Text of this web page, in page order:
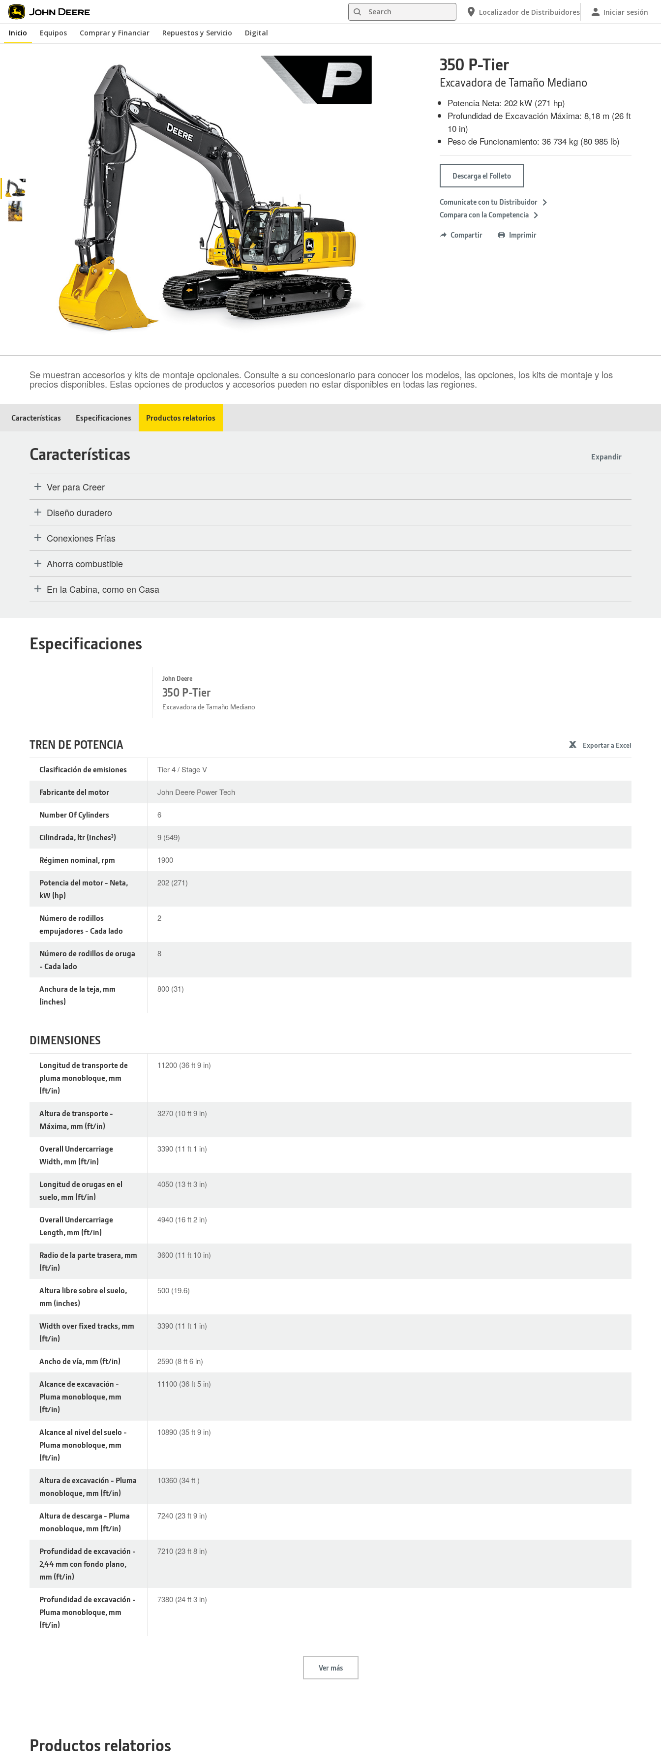
Saltar
a
contenido
Search Localizador de Distribuidores Iniciar sesión
Inicio Equipos Comprar y Financiar Repuestos y Servicio Digital
350 P-Tier
Excavadora de Tamaño Mediano
Potencia Neta: 202 kW (271 hp)
Profundidad de Excavación Máxima: 8,18 m (26 ft
10 in)
Peso de Funcionamiento: 36 734 kg (80 985 lb)
Descarga el Folleto
Comunícate con tu Distribuidor
Compara con la Competencia
Compartir Imprimir
Se muestran accesorios y kits de montaje opcionales. Consulte a su concesionario para conocer los modelos, las opciones, los kits de montaje y los
precios disponibles. Estas opciones de productos y accesorios pueden no estar disponibles en todas las regiones.
Características Especificaciones Productos relatorios
Características Expandir
Ver para Creer
Diseño duradero
Conexiones Frías
Ahorra combustible
En la Cabina, como en Casa
Especificaciones
John Deere
350 P-Tier
Excavadora de Tamaño Mediano
Exportar a Excel
Clasificación de emisiones Tier 4 / Stage V
Fabricante del motor John Deere Power Tech
Number Of Cylinders 6
Cilindrada, ltr (Inches³) 9 (549)
Régimen nominal, rpm 1900
Potencia del motor - Neta,
kW (hp)
202 (271)
Número de rodillos
empujadores - Cada lado
2
Número de rodillos de oruga
- Cada lado
8
Anchura de la teja, mm
(inches)
800 (31)
TREN DE POTENCIA
Longitud de transporte de
pluma monobloque, mm
(ft/in)
11200 (36 ft 9 in)
Altura de transporte -
Máxima, mm (ft/in)
3270 (10 ft 9 in)
Overall Undercarriage
Width, mm (ft/in)
3390 (11 ft 1 in)
Longitud de orugas en el
suelo, mm (ft/in)
4050 (13 ft 3 in)
Overall Undercarriage
Length, mm (ft/in)
4940 (16 ft 2 in)
Radio de la parte trasera, mm
(ft/in)
3600 (11 ft 10 in)
Altura libre sobre el suelo,
mm (inches)
500 (19.6)
Width over fixed tracks, mm
(ft/in)
3390 (11 ft 1 in)
Ancho de vía, mm (ft/in) 2590 (8 ft 6 in)
Alcance de excavación -
Pluma monobloque, mm
(ft/in)
11100 (36 ft 5 in)
Alcance al nivel del suelo -
Pluma monobloque, mm
(ft/in)
10890 (35 ft 9 in)
Altura de excavación - Pluma
monobloque, mm (ft/in)
10360 (34 ft )
Altura de descarga - Pluma
monobloque, mm (ft/in)
7240 (23 ft 9 in)
Profundidad de excavación -
2,44 mm con fondo plano,
mm (ft/in)
7210 (23 ft 8 in)
Profundidad de excavación -
Pluma monobloque, mm
(ft/in)
7380 (24 ft 3 in)
DIMENSIONES
Ver más
Productos relatorios